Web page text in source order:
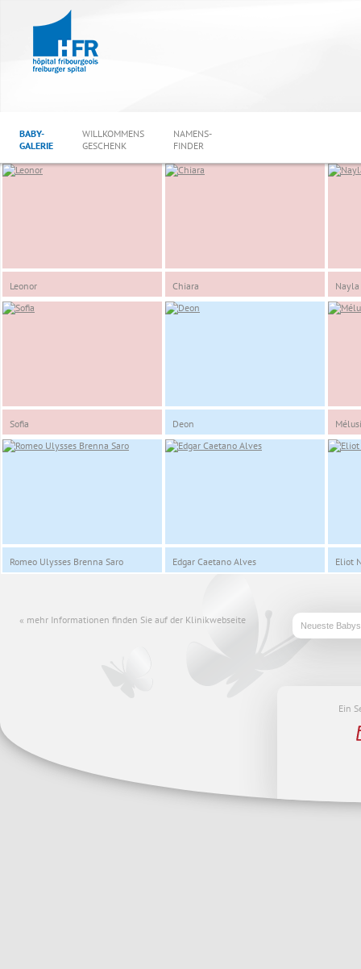
BABY-
GALERIE
WILLKOMMENS
GESCHENK
NAMENS-
FINDER
Leonor Chiara Nayla
Sofia Deon
Romeo Ulysses Brenna Saro Edgar Caetano Alves Eliot
Ein
mehr Informationen finden Sie auf der Klinikwebseite